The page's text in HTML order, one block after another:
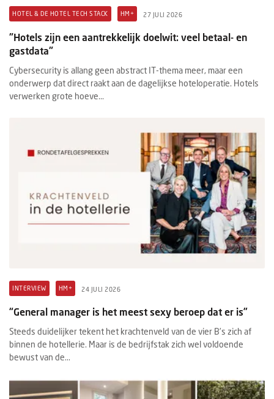
HOTEL & DE HOTEL TECH STACK HM+ 27 JULI 2026
"Hotels zijn een aantrekkelijk doelwit: veel betaal- en
gastdata"
Cybersecurity is allang geen abstract IT-thema meer, maar een
onderwerp dat direct raakt aan de dagelijkse hoteloperatie. Hotels
verwerken grote hoeve...
INTERVIEW HM+ 24 JULI 2026
“General manager is het meest sexy beroep dat er is”
Steeds duidelijker tekent het krachtenveld van de vier B’s zich af
binnen de hotellerie. Maar is de bedrijfstak zich wel voldoende
bewust van de...